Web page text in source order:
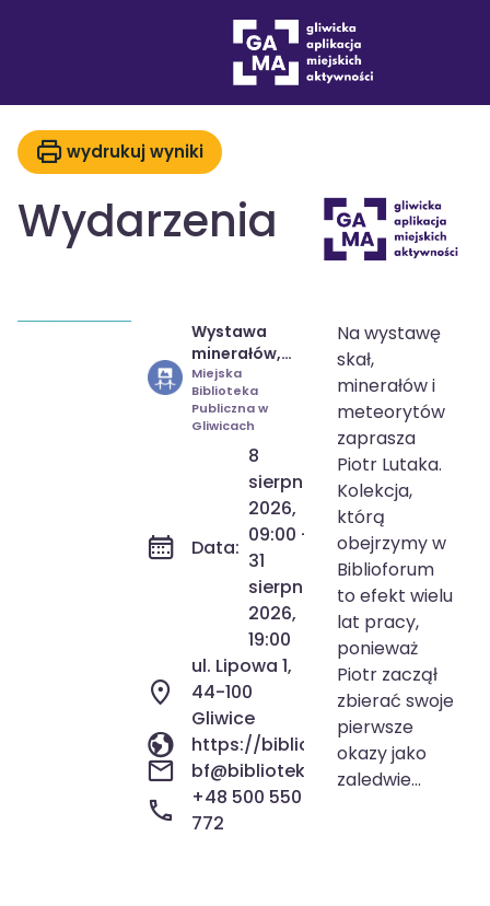
wydrukuj wyniki
Wydarzenia
19:00
Wystawa
minerałów,
skał i
meteorytów
Piotra Lutaka
Miejska
Biblioteka
Publiczna w
Gliwicach
Data:
8
sierpnia
2026,
09:00 -
31
sierpnia
2026,
19:00
ul. Lipowa 1,
44-100
Gliwice
https://biblioteka.gliwice.pl/
bf@biblioteka.gliwice.pl
+48 500 550
772
Na wystawę
skał,
minerałów i
meteorytów
zaprasza
Piotr Lutaka.
Kolekcja,
którą
obejrzymy w
Biblioforum
to efekt wielu
lat pracy,
ponieważ
Piotr zaczął
zbierać swoje
pierwsze
okazy jako
zaledwie...